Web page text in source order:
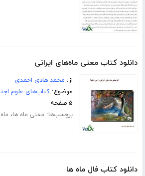
دانلود کتاب معنی ماه‌های ایرانی
از: محمد هادی احمدی
موضوع:کتاب‌های علوم
۵ صفحه
برچسب‌ها: معنی ماه ها،
دانلود کتاب فال ماه ها